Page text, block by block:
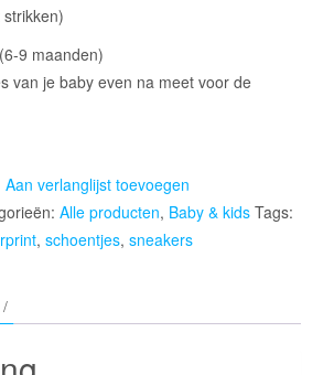
9 maanden)
van je baby even na meet voor de
Aan verlanglijst toevoegen
Alle producten, Baby & kids Tags:
, schoentjes, sneakers